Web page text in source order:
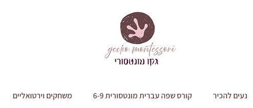
נעים להכיר קורס שפה עברית מונטסורית 6-9 משחקים וירטואליים